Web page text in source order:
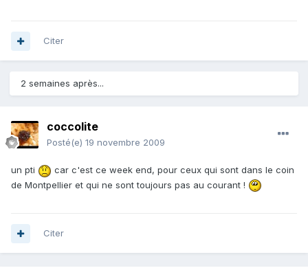
Citer
2 semaines après...
coccolite
Posté(e) 19 novembre 2009
un pti
car c'est ce week end, pour ceux qui sont dans le coin
de Montpellier et qui ne sont toujours pas au courant !
Citer